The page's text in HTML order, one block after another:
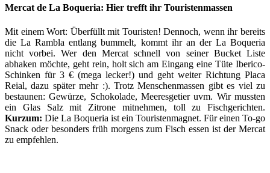
Mercat de La Boqueria: Hier trefft ihr Touristenmassen
Mit einem Wort: Überfüllt mit Touristen! Dennoch, wenn ihr bereits
die La Rambla entlang bummelt, kommt ihr an der La Boqueria
nicht vorbei. Wer den Mercat schnell von seiner Bucket Liste
abhaken möchte, geht rein, holt sich am Eingang eine Tüte Iberico-
Schinken für 3 € (mega lecker!) und geht weiter Richtung Placa
Reial, dazu später mehr :). Trotz Menschenmassen gibt es viel zu
bestaunen: Gewürze, Schokolade, Meeresgetier uvm. Wir mussten
ein Glas Salz mit Zitrone mitnehmen, toll zu Fischgerichten.
Kurzum: Die La Boqueria ist ein Touristenmagnet. Für einen To-go
Snack oder besonders früh morgens zum Fisch essen ist der Mercat
zu empfehlen.